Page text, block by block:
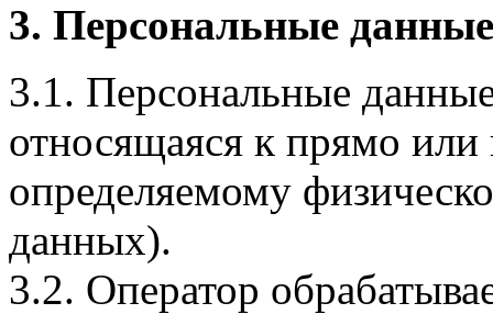
3. Персональные
3.1. Персональные
относящаяся к прямо
определяемому
данных).
3.2. Оператор